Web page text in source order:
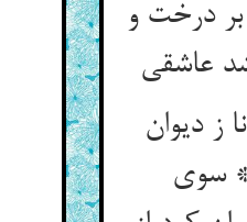
درخت و
عاشقی‏
ز دیوان
سوی